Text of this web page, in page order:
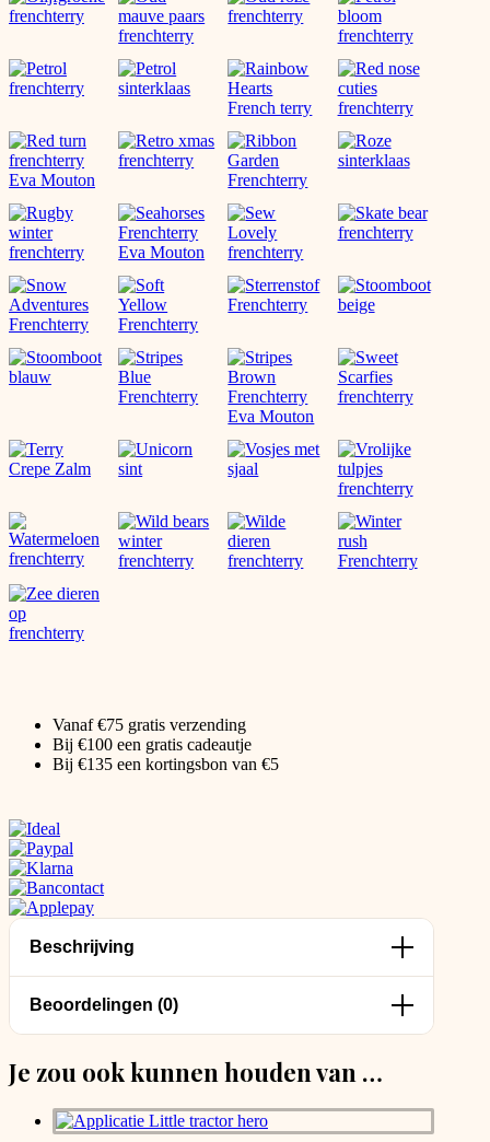
Vanaf €75 gratis verzending
Bij €100 een gratis cadeautje
Bij €135 een kortingsbon van €5
Beschrijving
Beoordelingen (0)
Je zou ook kunnen houden van …